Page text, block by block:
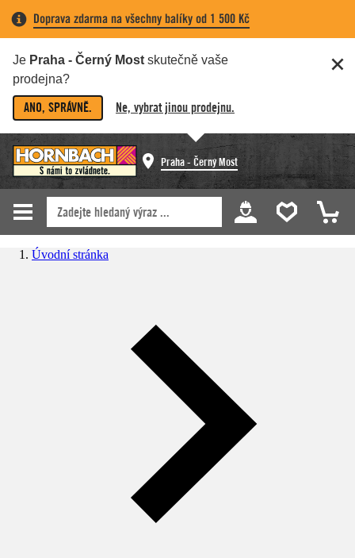
Doprava zdarma na všechny balíky od 1 500 Kč
Je Praha - Černý Most skutečně vaše
prodejna?
ANO, SPRÁVNĚ. Ne, vybrat jinou prodejnu.
Praha - Černý Most
Úvodní stránka